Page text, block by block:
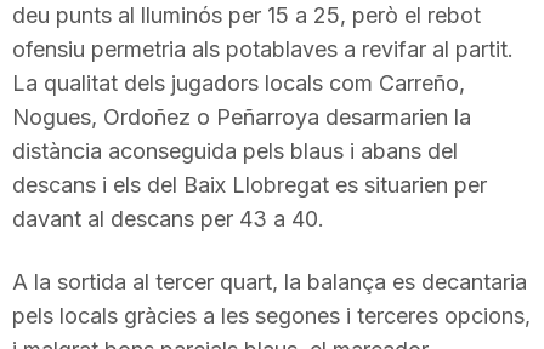
a
g
n
deu punts al lluminós per 15 a 25, però el rebot
ofensiu permetria als potablaves a revifar al partit.
La qualitat dels jugadors locals com Carreño,
Nogues, Ordoñez o Peñarroya desarmarien la
distància aconseguida pels blaus i abans del
descans i els del Baix Llobregat es situarien per
davant al descans per 43 a 40.
A la sortida al tercer quart, la balança es decantaria
pels locals gràcies a les segones i terceres opcions,